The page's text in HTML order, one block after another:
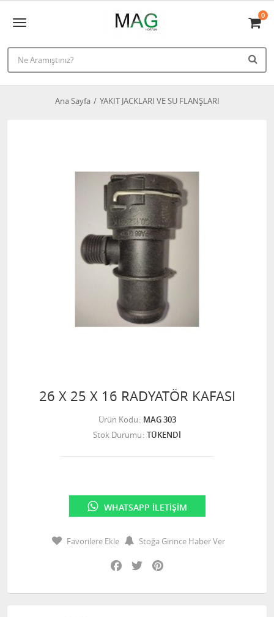
0
Ana Sayfa YAKIT JACKLARI VE SU FLANŞLARI
26 X 25 X 16 RADYATÖR KAFASI
Ürün Kodu MAG 303
Stok Durumu TÜKENDİ
WHATSAPP İLETIŞIM
Favorilere Ekle
Stoğa Girince Haber Ver
Facebook
Twitter